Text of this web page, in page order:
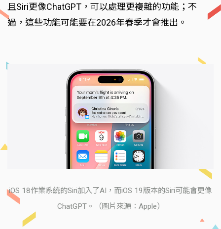
且Siri更像ChatGPT，可以處理更複雜的功能；不
過，這些功能可能要在2026年春季才會推出。
iOS 18作業系統的Siri加入了AI，而iOS 19版本的Siri可能會更像
ChatGPT。（圖片來源：Apple）